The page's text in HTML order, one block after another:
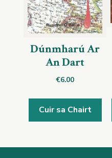
Dúnmharú Ar
An Dart
€6.00
Cuir sa Chairt